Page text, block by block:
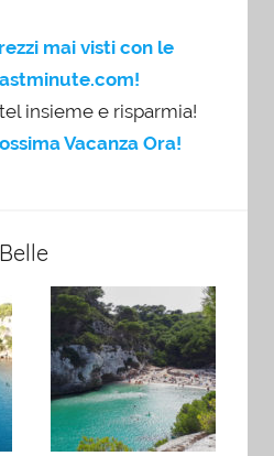
mai visti con le
insieme e risparmia!
Vacanza Ora!